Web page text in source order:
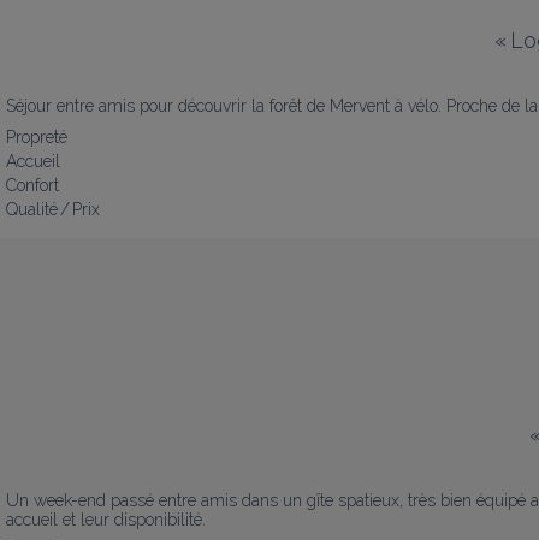
«
Séjour entre amis pour découvrir la forêt de Mervent à vélo. Proche de
Propreté
Accueil
Confort
Qualité / Prix
Un week-end passé entre amis dans un gîte spatieux, très bien
accueil et leur disponibilité.